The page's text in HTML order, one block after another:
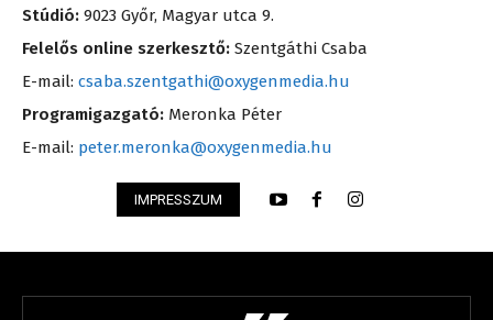
Stúdió: 9023 Győr, Magyar utca 9.
Felelős online szerkesztő: Szentgáthi Csaba
E-mail: csaba.szentgathi@oxygenmedia.hu
Programigazgató: Meronka Péter
E-mail: peter.meronka@oxygenmedia.hu
IMPRESSZUM